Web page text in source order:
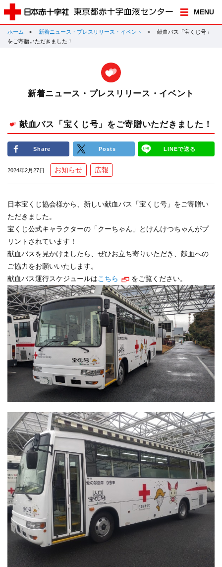
MENU
ホーム 新着ニュース・プレスリリース・イベント
献血バス「宝くじ号」
をご寄贈いただきました！
新着ニュース・プレスリリース・イベント
献血バス「宝くじ号」をご寄贈いただきました！
Share Posts LINEで送る
2024年2月27日 お知らせ 広報
日本宝くじ協会様から、新しい献血バス「宝くじ号」をご寄贈い
ただきました。
宝くじ公式キャラクターの「クーちゃん」とけんけつちゃんがプ
リントされています！
献血バスを見かけましたら、ぜひお立ち寄りいただき、献血への
ご協力をお願いいたします。
献血バス運行スケジュールはこちら をご覧ください。